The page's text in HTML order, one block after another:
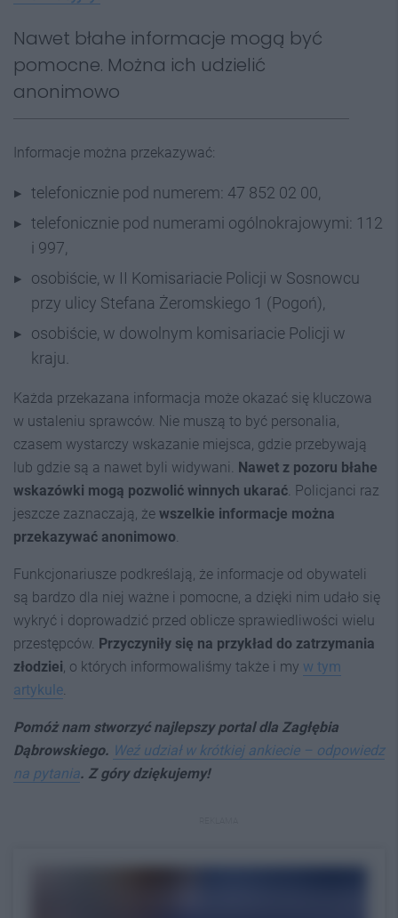
Nawet błahe informacje mogą być
pomocne. Można ich udzielić
anonimowo
Informacje można przekazywać:
telefonicznie pod numerem: 47 852 02 00,
telefonicznie pod numerami ogólnokrajowymi: 112
i 997,
osobiście, w II Komisariacie Policji w Sosnowcu
przy ulicy Stefana Żeromskiego 1 (Pogoń),
osobiście, w dowolnym komisariacie Policji w
kraju.
Każda przekazana informacja może okazać się kluczowa
w ustaleniu sprawców. Nie muszą to być personalia,
czasem wystarczy wskazanie miejsca, gdzie przebywają
lub gdzie są a nawet byli widywani. Nawet z pozoru błahe
wskazówki mogą pozwolić winnych ukarać . Policjanci raz
jeszcze zaznaczają, że wszelkie informacje można
przekazywać anonimowo
Funkcjonariusze podkreślają, że informacje od obywateli
są bardzo dla niej ważne i pomocne, a dzięki nim udało się
wykryć i doprowadzić przed oblicze sprawiedliwości wielu
przestępców. Przyczyniły się na przykład do zatrzymania
złodziei , o których informowaliśmy także i my w tym
artykule
Pomóż nam stworzyć najlepszy portal dla Zagłębia
Dąbrowskiego. Weź udział w krótkiej ankiecie – odpowiedz
na pytania. Z góry dziękujemy!